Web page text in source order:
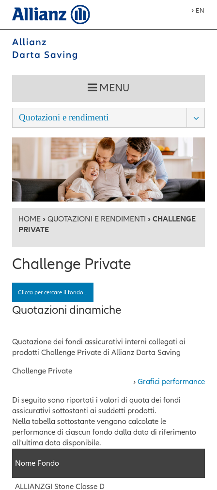
› EN
MENU
Quotazioni e rendimenti
HOME› QUOTAZIONI E RENDIMENTI › CHALLENGE
PRIVATE
Challenge Private
Clicca per cercare il fondo...
Quotazioni dinamiche
Quotazione dei fondi assicurativi interni collegati ai
prodotti Challenge Private di Allianz Darta Saving
Challenge Private
› Grafici performance
Di seguito sono riportati i valori di quota dei fondi
assicurativi sottostanti ai suddetti prodotti.
Nella tabella sottostante vengono calcolate le
performance di ciascun fondo dalla data di riferimento
all'ultima data disponibile.